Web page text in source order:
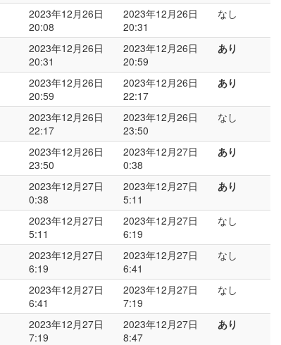
2023年12月26日
20:08
2023年12月26日
20:31
なし
2023年12月26日
20:31
2023年12月26日
20:59
あり
2023年12月26日
20:59
2023年12月26日
22:17
あり
2023年12月26日
22:17
2023年12月26日
23:50
なし
2023年12月26日
23:50
2023年12月27日
0:38
あり
2023年12月27日
0:38
2023年12月27日
5:11
あり
2023年12月27日
5:11
2023年12月27日
6:19
なし
2023年12月27日
6:19
2023年12月27日
6:41
なし
2023年12月27日
6:41
2023年12月27日
7:19
なし
2023年12月27日
7:19
2023年12月27日
8:47
あり